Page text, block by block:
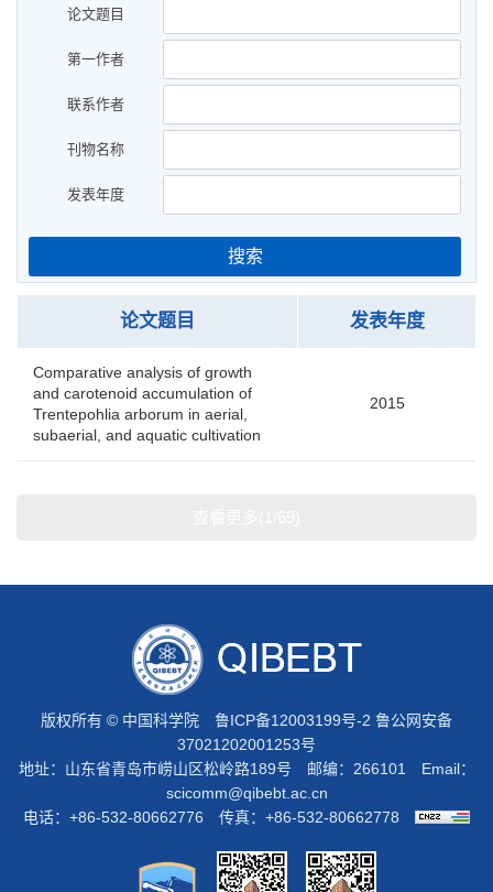
论文题目
第一作者
联系作者
刊物名称
发表年度
搜索
论文题目 发表年度
Comparative analysis of growth
and carotenoid accumulation of
Trentepohlia arborum in aerial,
subaerial, and aquatic cultivation
2015
版权所有 © 中国科学院 鲁ICP备12003199号-2 鲁公网安备
37021202001253号
地址：山东省青岛市崂山区松岭路189号 邮编：266101 Email：
scicomm@qibebt.ac.cn
电话：+86-532-80662776 传真：+86-532-80662778